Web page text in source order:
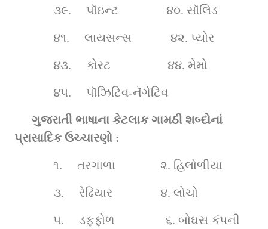
૩૯. પૉઇન્ટ                ૪૦. સૉલિડ
૪૧. લાયસન્સ             ૪૨. પ્યોર
૪૩. કોરટ                   ૪૪. મેમો
૪૫. પૉઝિટિવ-નૅગેટિવ
ગુજરાતી ભાષાના કેટલાક ગામઠી શબ્દોનાં
પ્રાસાદિક ઉચ્ચારણો :
૧. તરગાળા               ૨. હિલોળીયા
૩. રેઢિયાર                ૪. લોચો
૫. ડફ્ફોળ                 ૬. બોઘસ કંપની